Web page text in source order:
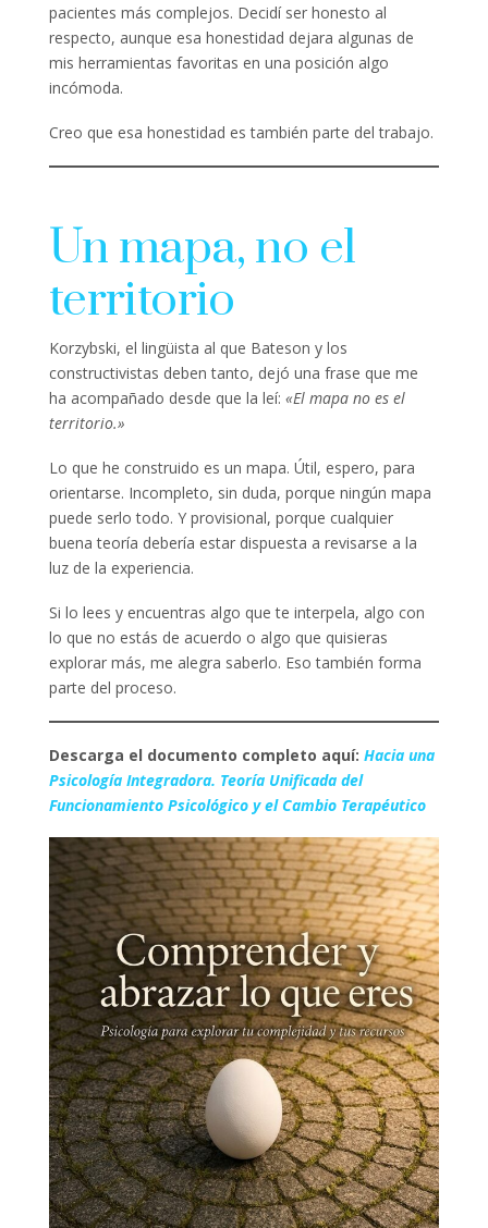
pacientes más complejos. Decidí ser honesto al
respecto, aunque esa honestidad dejara algunas de
mis herramientas favoritas en una posición algo
incómoda.
Creo que esa honestidad es también parte del trabajo.
Un mapa, no el
territorio
Korzybski, el lingüista al que Bateson y los
constructivistas deben tanto, dejó una frase que me
ha acompañado desde que la leí: «El mapa no es el
territorio.»
Lo que he construido es un mapa. Útil, espero, para
orientarse. Incompleto, sin duda, porque ningún mapa
puede serlo todo. Y provisional, porque cualquier
buena teoría debería estar dispuesta a revisarse a la
luz de la experiencia.
Si lo lees y encuentras algo que te interpela, algo con
lo que no estás de acuerdo o algo que quisieras
explorar más, me alegra saberlo. Eso también forma
parte del proceso.
Descarga el documento completo aquí: Hacia una
Psicología Integradora. Teoría Unificada del
Funcionamiento Psicológico y el Cambio Terapéutico